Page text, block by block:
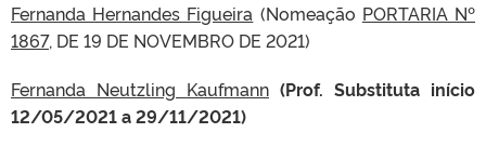
Fernanda Hernandes Figueira (Nomeação PORTARIA Nº
1867, DE 19 DE NOVEMBRO DE 2021)
Fernanda Neutzling Kaufmann (Prof. Substituta início
12/05/2021 a 29/11/2021)